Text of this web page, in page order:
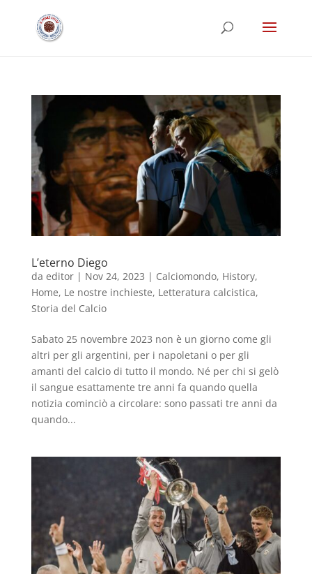
L’eterno Diego
da editor| Nov 24, 2023 | Calciomondo, History,
Home, Le nostre inchieste, Letteratura calcistica,
Storia del Calcio
Sabato 25 novembre 2023 non è un giorno come gli
altri per gli argentini, per i napoletani o per gli
amanti del calcio di tutto il mondo. Né per chi si gelò
il sangue esattamente tre anni fa quando quella
notizia cominciò a circolare: sono passati tre anni da
quando...